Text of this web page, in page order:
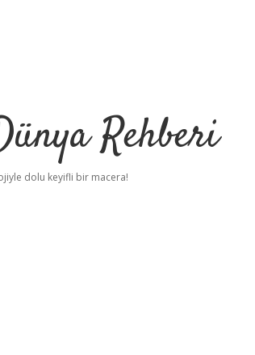
Rehberi
dolu keyifli bir macera!